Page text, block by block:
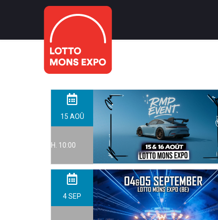
15 AOÛ
H. 10:00
4SEP